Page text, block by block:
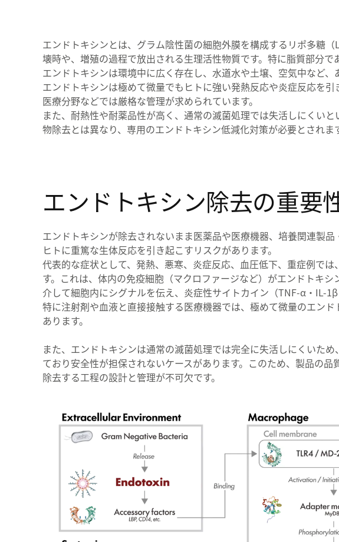
エンドトキシンとは、グラム陰性菌の細胞外膜を構成するリポ多糖
壊時や、増殖の過程で放出される生理活性物質です。特に脂質部分で
エンドトキシンは環境中に広く存在し、水道水や土壌、空気中など、
エンドトキシンは極めて微量でもヒトに強い発熱反応や炎症反応を
医療分野などでは厳格な管理が求められています。
また、耐熱性や耐薬品性が高く、通常の滅菌処理では失活しにくい
物除去とは異なり、専用のエンドトキシン低減化対策が必要とされま
エンドトキシン除去の重要
エンドトキシンが除去されないまま医薬品や医療機器、培養関連製
ヒトに重篤な生体反応を引き起こすリスクがあります。
代表的な症状として、発熱、悪寒、炎症反応、血圧低下、重症例で
す。これは、体内の免疫細胞（マクロファージなど）がエンドトキ
介して細胞内にシグナルを伝え、炎症性サイトカイン（TNF-α・IL-
特に注射剤や血液と直接接触する医療機器では、極めて微量のエン
あります。
また、エンドトキシンは通常の滅菌処理では完全に失活しにくいた
ており安全性が担保されないケースがあります。このため、製品の
除去する工程の設計と管理が不可欠です。